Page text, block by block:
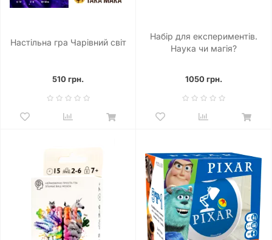
Настільна гра Чарівний світ
510 грн.
Набір для експериментів.
Наука чи магія?
1050 грн.